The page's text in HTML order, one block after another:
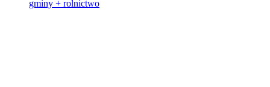
gminy + rolnictwo